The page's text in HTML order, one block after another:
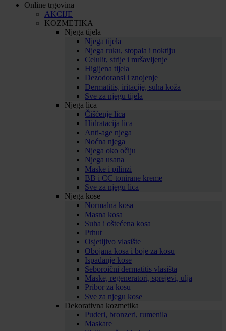
Online trgovina
AKCIJE
KOZMETIKA
Njega tijela
Njega tijela
Njega ruku, stopala i noktiju
Celulit, strije i mršavljenje
Higijena tijela
Dezodoransi i znojenje
Dermatitis, iritacije, suha koža
Sve za njegu tijela
Njega lica
Čišćenje lica
Hidratacija lica
Anti-age njega
Noćna njega
Njega oko očiju
Njega usana
Maske i pilinzi
BB i CC tonirane kreme
Sve za njegu lica
Njega kose
Normalna kosa
Masna kosa
Suha i oštećena kosa
Prhut
Osjetljivo vlasište
Obojana kosa i boje za kosu
Ispadanje kose
Seboroični dermatitis vlasišta
Maske, regeneratori, sprejevi, ulja
Pribor za kosu
Sve za njegu kose
Dekorativna kozmetika
Puderi, bronzeri, rumenila
Maskare